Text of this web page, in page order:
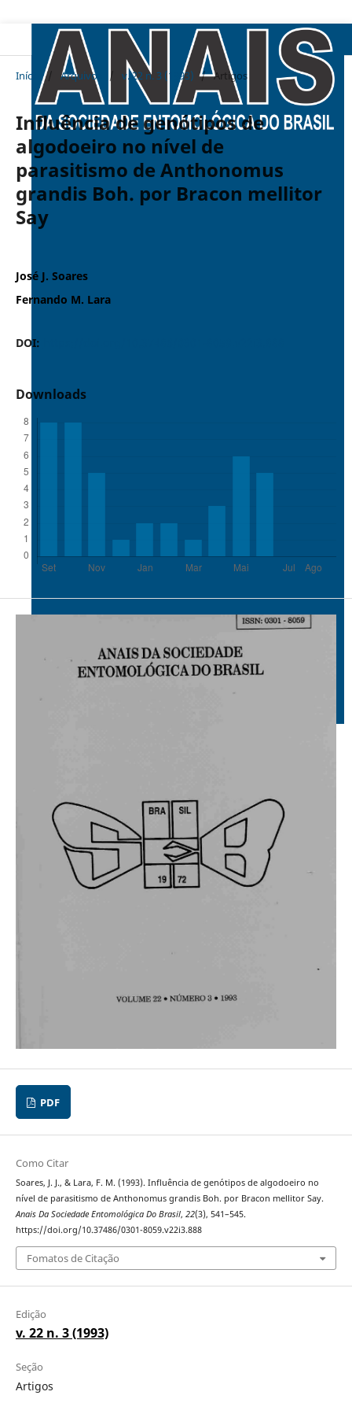
Início / Arquivos / v. 22 n. 3 (1993) / Artigos
Influência de genótipos de
algodoeiro no nível de
parasitismo de Anthonomus
grandis Boh. por Bracon mellitor
Say
José J. Soares
Fernando M. Lara
DOI:
Downloads
PDF
Como Citar
Soares, J. J., & Lara, F. M. (1993). Influência de genótipos de algodoeiro no
nível de parasitismo de Anthonomus grandis Boh. por Bracon mellitor Say.
Anais Da Sociedade Entomológica Do Brasil, 22(3), 541–545.
https://doi.org/10.37486/0301-8059.v22i3.888
Fomatos de Citação
Edição
v. 22 n. 3 (1993)
Seção
Artigos